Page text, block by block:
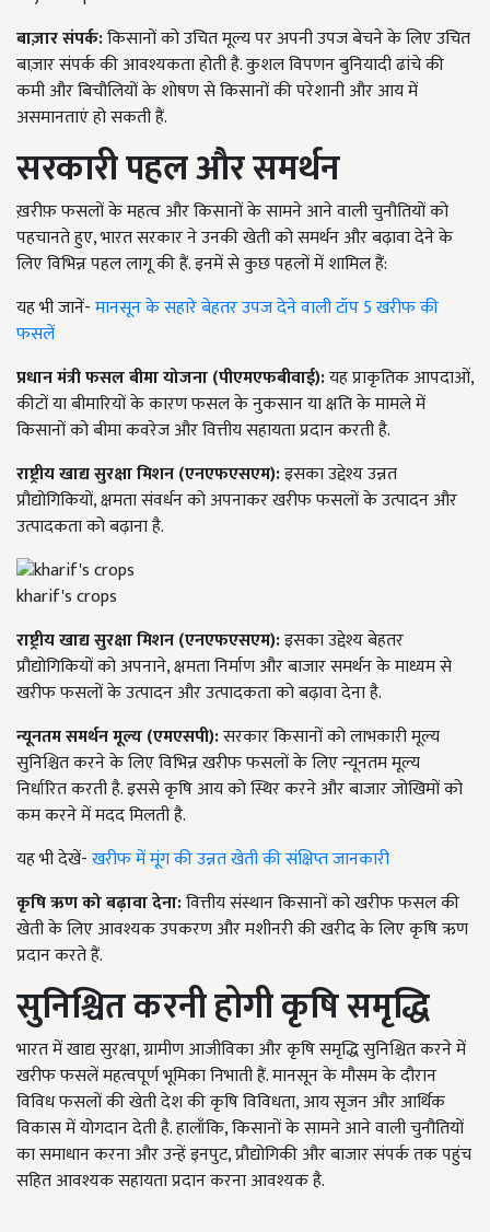
बाज़ार संपर्क:किसानों को उचित मूल्य पर अपनी उपज बेचने के लिए उचित
बाज़ार संपर्क की आवश्यकता होती है. कुशल विपणन बुनियादी ढांचे की
कमी और बिचौलियों के शोषण से किसानों की परेशानी और आय में
असमानताएं हो सकती हैं.
सरकारी पहल और समर्थन
ख़रीफ़ फसलों के महत्व और किसानों के सामने आने वाली चुनौतियों को
पहचानते हुए, भारत सरकार ने उनकी खेती को समर्थन और बढ़ावा देने के
लिए विभिन्न पहल लागू की हैं. इनमें से कुछ पहलों में शामिल हैं:
यह भी जानें-मानसून के सहारे बेहतर उपज देने वाली टॉप 5 खरीफ की
फसलें
प्रधान मंत्री फसल बीमा योजना (पीएमएफबीवाई):यह प्राकृतिक आपदाओं,
कीटों या बीमारियों के कारण फसल के नुकसान या क्षति के मामले में
किसानों को बीमा कवरेज और वित्तीय सहायता प्रदान करती है.
राष्ट्रीय खाद्य सुरक्षा मिशन (एनएफएसएम):इसका उद्देश्य उन्नत
प्रौद्योगिकियों, क्षमता संवर्धन को अपनाकर खरीफ फसलों के उत्पादन और
उत्पादकता को बढ़ाना है.
kharif's crops
राष्ट्रीय खाद्य सुरक्षा मिशन (एनएफएसएम):इसका उद्देश्य बेहतर
प्रौद्योगिकियों को अपनाने, क्षमता निर्माण और बाजार समर्थन के माध्यम से
खरीफ फसलों के उत्पादन और उत्पादकता को बढ़ावा देना है.
न्यूनतम समर्थन मूल्य (एमएसपी):सरकार किसानों को लाभकारी मूल्य
सुनिश्चित करने के लिए विभिन्न खरीफ फसलों के लिए न्यूनतम मूल्य
निर्धारित करती है. इससे कृषि आय को स्थिर करने और बाजार जोखिमों को
कम करने में मदद मिलती है.
यह भी देखें-खरीफ में मूंग की उन्नत खेती की संक्षिप्त जानकारी
कृषि ऋण को बढ़ावा देना:वित्तीय संस्थान किसानों को खरीफ फसल की
खेती के लिए आवश्यक उपकरण और मशीनरी की खरीद के लिए कृषि ऋण
प्रदान करते हैं.
सुनिश्चित करनी होगी कृषि समृद्धि
भारत में खाद्य सुरक्षा, ग्रामीण आजीविका और कृषि समृद्धि सुनिश्चित करने में
खरीफ फसलें महत्वपूर्ण भूमिका निभाती हैं. मानसून के मौसम के दौरान
विविध फसलों की खेती देश की कृषि विविधता, आय सृजन और आर्थिक
विकास में योगदान देती है. हालाँकि, किसानों के सामने आने वाली चुनौतियों
का समाधान करना और उन्हें इनपुट, प्रौद्योगिकी और बाजार संपर्क तक पहुंच
सहित आवश्यक सहायता प्रदान करना आवश्यक है.